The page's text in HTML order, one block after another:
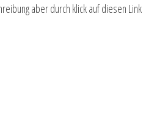
aber durch klick auf diesen Link